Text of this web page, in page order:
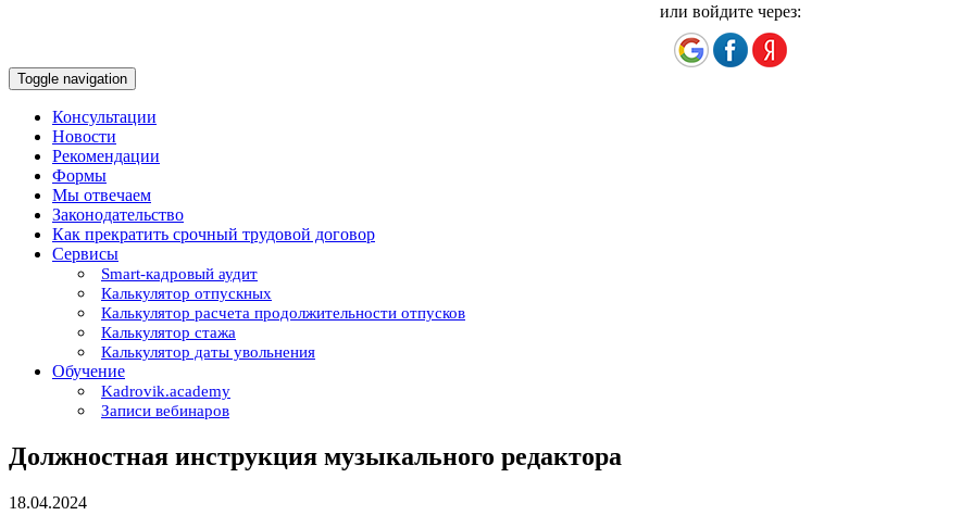
или войдите через:
Toggle navigation
Консультации
Новости
Рекомендации
Формы
Мы отвечаем
Законодательство
Как прекратить срочный трудовой договор
Сервисы
Smart-кадровый аудит
Калькулятор отпускных
Калькулятор расчета продолжительности отпусков
Калькулятор стажа
Калькулятор даты увольнения
Обучение
Kadrovik.academy
Записи вебинаров
Должностная инструкция музыкального редактора
18.04.2024